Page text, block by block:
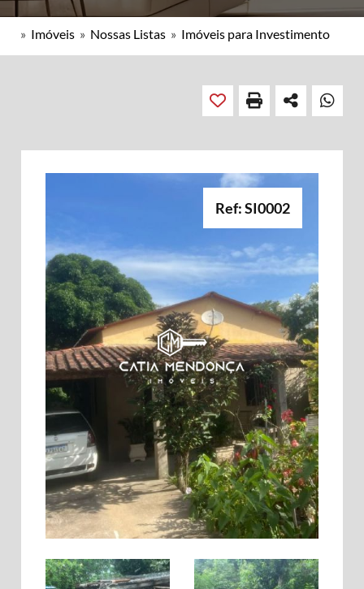
» Imóveis » Nossas Listas » Imóveis para Investimento
Ref: SI0002